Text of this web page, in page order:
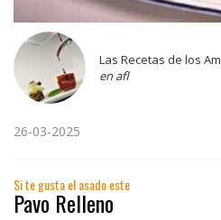
Las Recetas de los
en afl
26-03-2025
Si te gusta el asado este
Pavo Relleno